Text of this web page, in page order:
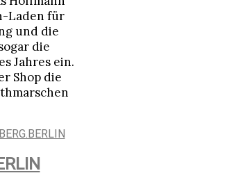
Laden für
und die
die
Jahres ein.
Shop die